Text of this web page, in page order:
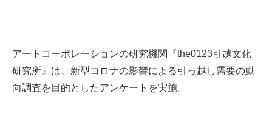
アートコーポレーションの研究機関『the0123引越文化
研究所』は、新型コロナの影響による引っ越し需要の動
向調査を目的としたアンケートを実施。